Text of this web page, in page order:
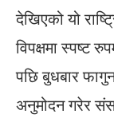
देखिएको यो
विपक्षमा स्पष्ट
पछि बुधबार
अनुमोदन गरेर